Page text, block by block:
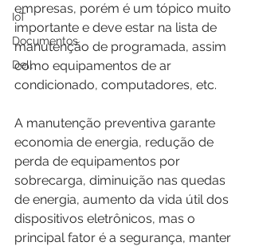
IoT
Documentos
Dell
empresas, porém é um tópico muito
importante e deve estar na lista de
manutenção de programada, assim
como equipamentos de ar
condicionado, computadores, etc.
A manutenção preventiva garante
economia de energia, redução de
perda de equipamentos por
sobrecarga, diminuição nas quedas
de energia, aumento da vida útil dos
dispositivos eletrônicos, mas o
principal fator é a segurança, manter